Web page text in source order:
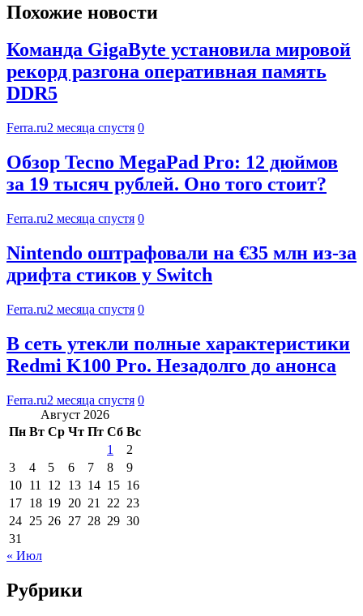
Похожие новости
Команда GigaByte установила мировой
рекорд разгона оперативная память
DDR5
Ferra.ru2 месяца спустя 0
Обзор Tecno MegaPad Pro: 12 дюймов
за 19 тысяч рублей. Оно того стоит?
Ferra.ru2 месяца спустя 0
Nintendo оштрафовали на €35 млн из-за
дрифта стиков у Switch
Ferra.ru2 месяца спустя 0
В сеть утекли полные характеристики
Redmi K100 Pro. Незадолго до анонса
Ferra.ru2 месяца спустя 0
Август 2026
Пн Вт Ср Чт Пт Сб Вс
1
2
3
4 5 6 7 8
9
10 11 12 13 14 15 16
17 18 19 20 21 22 23
24 25 26 27 28 29 30
31
« Июл
Рубрики